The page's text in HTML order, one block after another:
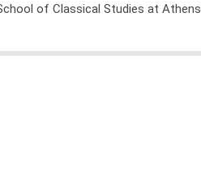
of Classical Studies at Athens